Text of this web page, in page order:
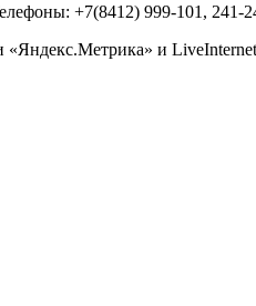
+7(8412) 999-101, 241-
«Яндекс.Метрика» и